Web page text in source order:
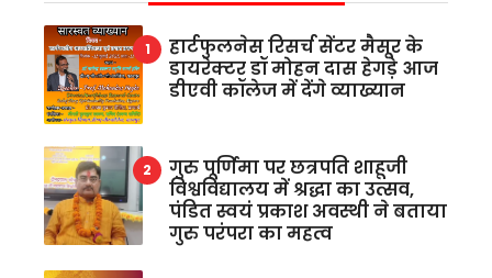
हार्टफुलनेस रिसर्च सेंटर मैसूर के
डायरेक्टर डॉ मोहन दास हेगड़े आज
डीएवी कॉलेज में देंगे व्याख्यान
गुरु पूर्णिमा पर छत्रपति शाहूजी
विश्वविद्यालय में श्रद्धा का उत्सव,
पंडित स्वयं प्रकाश अवस्थी ने बताया
गुरु परंपरा का महत्व